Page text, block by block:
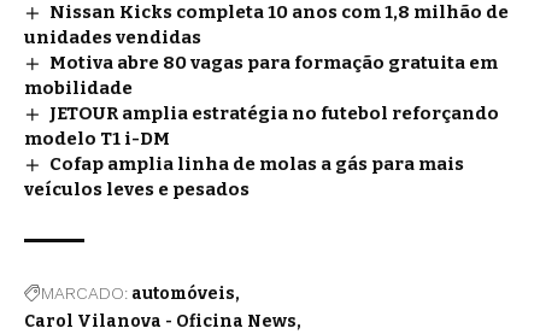
Nissan Kicks completa 10 anos com 1,8 milhão de
unidades vendidas
Motiva abre 80 vagas para formação gratuita em
mobilidade
JETOUR amplia estratégia no futebol reforçando
modelo T1 i-DM
Cofap amplia linha de molas a gás para mais
veículos leves e pesados
MARCADO: automóveis
Carol Vilanova - Oficina News